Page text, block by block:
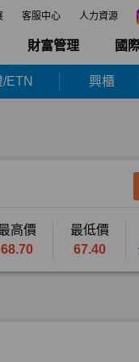
客服中心 人力資源
財富管理 國
ETN 興櫃